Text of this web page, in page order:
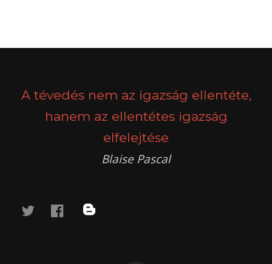
A tévedés nem az igazság ellentéte,
hanem az ellentétes igazság
elfelejtése
Blaise Pascal
twitterfacebook
blog